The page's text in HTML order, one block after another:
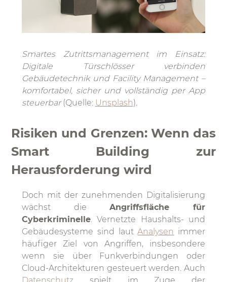
Smartes Zutrittsmanagement im Einsatz:
Digitale Türschlösser verbinden
Gebäudetechnik und Facility Management –
komfortabel, sicher und vollständig per App
steuerbar(Quelle: Unsplash).
Risiken und Grenzen: Wenn das
Smart Building zur
Herausforderung wird
Doch mit der zunehmenden Digitalisierung
wächst dieAngriffsfläche für
Cyberkriminelle. Vernetzte Haushalts- und
Gebäudesysteme sind lautAnalysen immer
häufiger Ziel von Angriffen, insbesondere
wenn sie über Funkverbindungen oder
Cloud-Architekturen gesteuert werden. Auch